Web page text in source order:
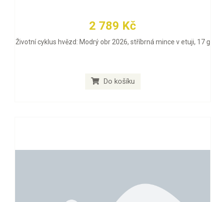
2 789 Kč
Životní cyklus hvězd: Modrý obr 2026, stříbrná mince v etuji, 17 g
Do košíku